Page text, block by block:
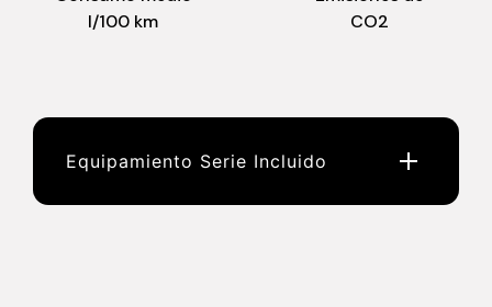
l/100 km
CO2
Equipamiento Serie Incluido